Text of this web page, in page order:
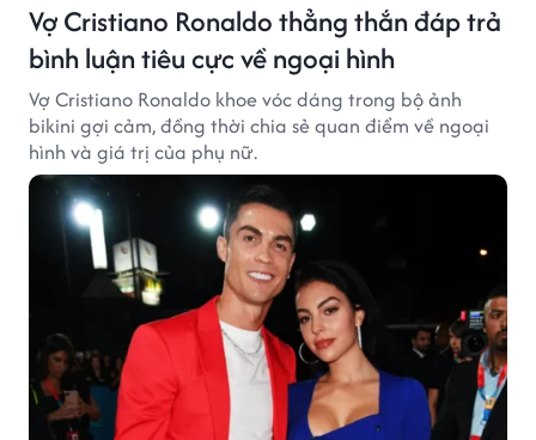
Vợ Cristiano Ronaldo thẳng thắn đáp trả
bình luận tiêu cực về ngoại hình
Vợ Cristiano Ronaldo khoe vóc dáng trong bộ ảnh
bikini gợi cảm, đồng thời chia sẻ quan điểm về ngoại
hình và giá trị của phụ nữ.